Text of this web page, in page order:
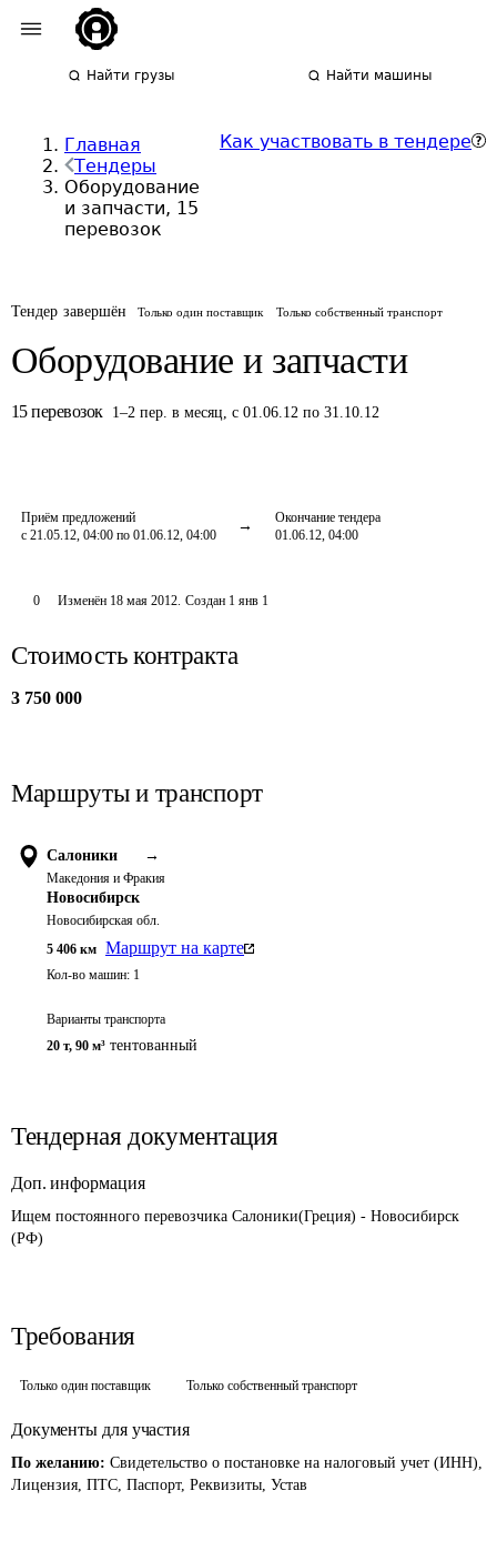
Найти грузы Найти машины
Главная
Тендеры
Оборудование
и запчасти, 15
перевозок
Как участвовать в тендере
Тендер завершён Только один поставщик Только собственный транспорт
Оборудование и запчасти
15 перевозок 1–2 пер. в месяц, с 01.06.12 по 31.10.12
Приём предложений
с 21.05.12, 04:00 по 01.06.12, 04:00
Окончание тендера
01.06.12, 04:00
0 Изменён 18 мая 2012. Создан 1 янв 1
Стоимость контракта
3 750 000
Маршруты и транспорт
Салоники →
Македония и Фракия
Новосибирск
Новосибирская обл.
5 406 км Маршрут на карте
Кол-во машин: 1
Варианты транспорта
20 т, 90 м³ тентованный
Тендерная документация
Доп. информация
Ищем постоянного перевозчика Салоники(Греция) - Новосибирск
(РФ)
Требования
Только один поставщик Только собственный транспорт
Документы для участия
По желанию: Свидетельство о постановке на налоговый учет (ИНН),
Лицензия, ПТС, Паспорт, Реквизиты, Устав